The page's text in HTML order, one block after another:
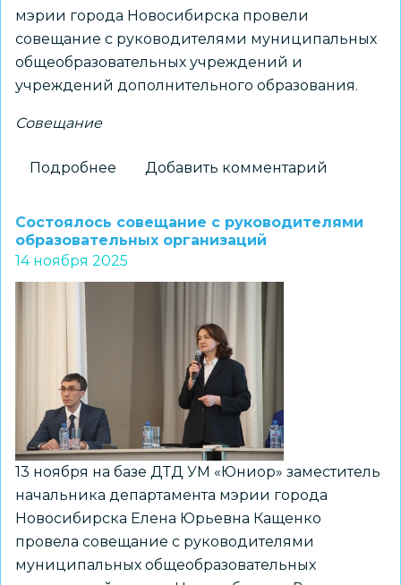
мэрии города Новосибирска провели
совещание с руководителями муниципальных
общеобразовательных учреждений и
учреждений дополнительного образования.
Совещание
Подробнее
с
руководителями
образовательных
Добавить комментарий
Состоялось совещание с руководителями
образовательных организаций
14 ноября 2025
13 ноября на базе ДТД УМ «Юниор» заместитель
начальника департамента мэрии города
Новосибирска Елена Юрьевна Кащенко
провела совещание с руководителями
муниципальных общеобразовательных